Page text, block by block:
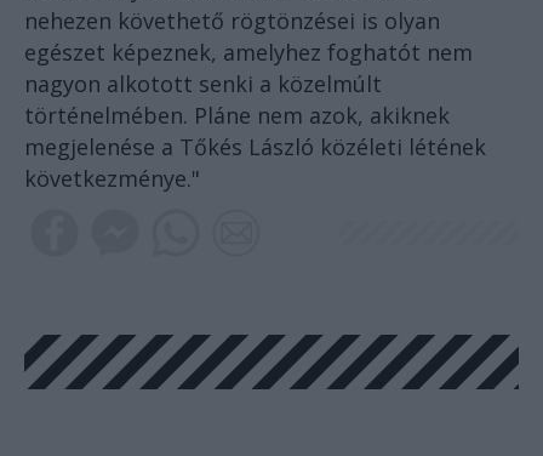
nehezen követhető rögtönzései is olyan
egészet képeznek, amelyhez foghatót nem
nagyon alkotott senki a közelmúlt
történelmében. Pláne nem azok, akiknek
megjelenése a Tőkés László közéleti létének
következménye."